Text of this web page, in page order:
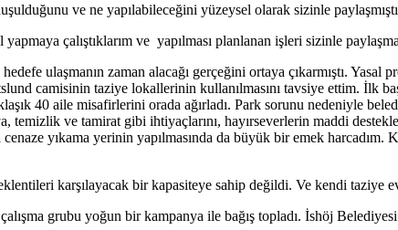
ve ne yapılabileceğini yüzeysel olarak sizinle
çalıştıklarım ve yapılması planlanan işleri sizinle
ulaşmanın zaman alacağı gerçeğini ortaya çıkarmıştı. Yasal
camisinin taziye lokallerinin kullanılmasını tavsiye ettim. İlk
40 aile misafirlerini orada ağırladı. Park sorunu nedeniyle
ve tamirat gibi ihtiyaçlarını, hayırseverlerin maddi
yıkama yerinin yapılmasında da büyük bir emek harcadım.
karşılayacak bir kapasiteye sahip değildi. Ve kendi taziye
grubu yoğun bir kampanya ile bağış topladı. İshöj